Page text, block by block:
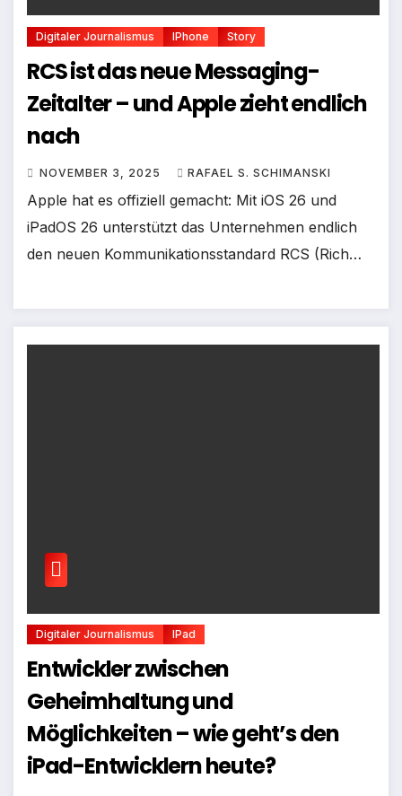
Digitaler Journalismus IPhone Story
RCS ist das neue Messaging-
Zeitalter – und Apple zieht endlich
nach
NOVEMBER 3, 2025 RAFAEL S. SCHIMANSKI
Apple hat es offiziell gemacht: Mit iOS 26 und
iPadOS 26 unterstützt das Unternehmen endlich
den neuen Kommunikationsstandard RCS (Rich…
Digitaler Journalismus IPad
Entwickler zwischen
Geheimhaltung und
Möglichkeiten – wie geht’s den
iPad-Entwicklern heute?